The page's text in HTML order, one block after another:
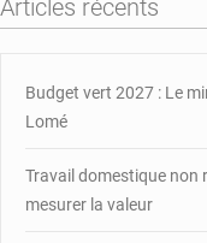
la
loi
fixant
conditions
manifestations
pacifiques
Articles récents
Budget vert 2027 : Le
Lomé
Travail domestique non
mesurer la valeur